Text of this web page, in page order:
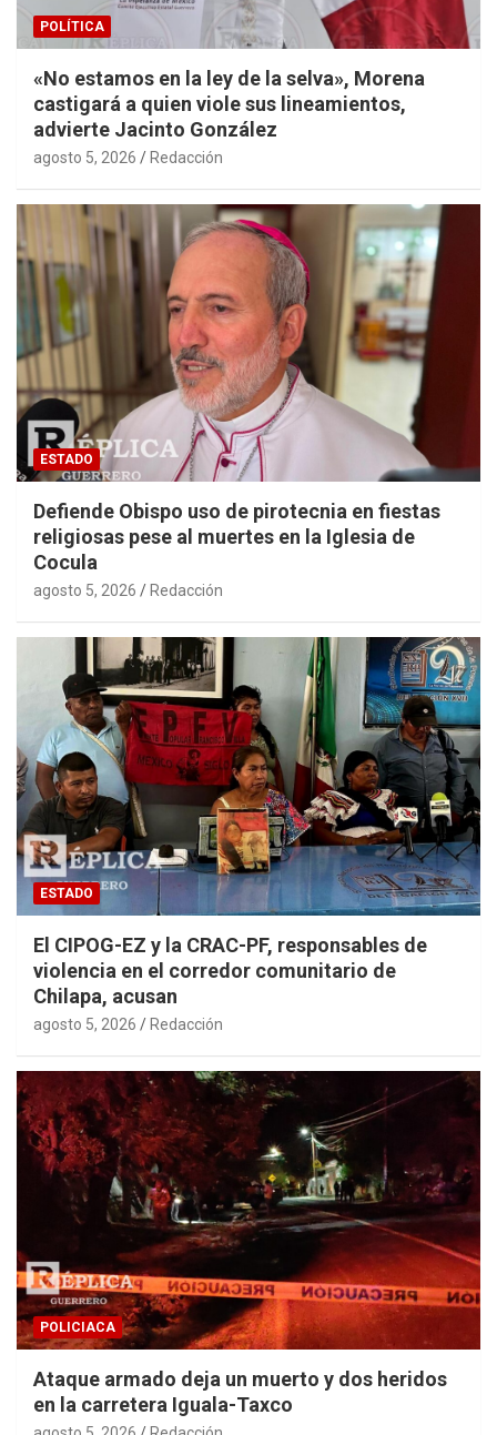
POLÍTICA
«No estamos en la ley de la selva», Morena
castigará a quien viole sus lineamientos,
advierte Jacinto González
agosto 5, 2026 Redacción
ESTADO
Defiende Obispo uso de pirotecnia en fiestas
religiosas pese al muertes en la Iglesia de
Cocula
agosto 5, 2026 Redacción
ESTADO
El CIPOG-EZ y la CRAC-PF, responsables de
violencia en el corredor comunitario de
Chilapa, acusan
agosto 5, 2026 Redacción
POLICIACA
Ataque armado deja un muerto y dos heridos
en la carretera Iguala-Taxco